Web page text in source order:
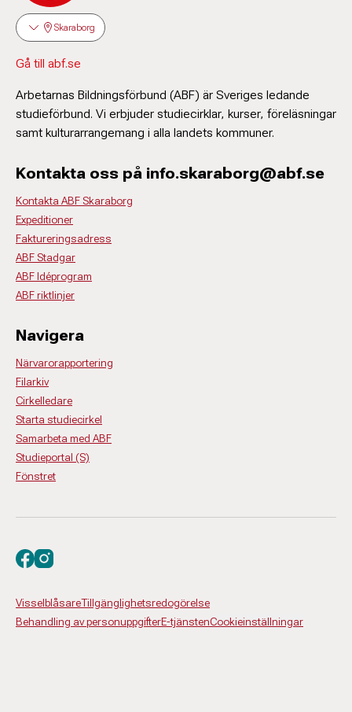
Skaraborg
Gå till abf.se
Arbetarnas Bildningsförbund (ABF) är Sveriges ledande
studieförbund. Vi erbjuder studiecirklar, kurser, föreläsningar
samt kulturarrangemang i alla landets kommuner.
Kontakta oss på info.skaraborg@abf.se
Kontakta ABF Skaraborg
Expeditioner
Faktureringsadress
ABF Stadgar
ABF Idéprogram
ABF riktlinjer
Navigera
Närvarorapportering
Filarkiv
Cirkelledare
Starta studiecirkel
Samarbeta med ABF
Studieportal (S)
Fönstret
VisselblåsareTillgänglighetsredogörelse
Behandling av personuppgifterE-tjänstenCookieinställningar
Besök oss på facebook
Besök oss på instagram